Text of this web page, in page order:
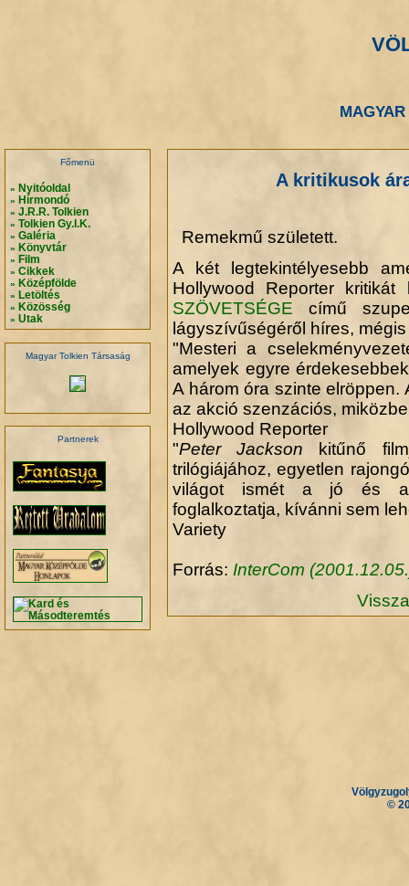
Főmenü
» Nyitóoldal
» Hírmondó
» J.R.R. Tolkien
» Tolkien Gy.I.K.
» Galéria
» Könyvtár
» Film
» Cikkek
» Középfölde
» Letöltés
» Közösség
» Utak
Magyar Tolkien Társaság
Partnerek
A kritikusok
Remekmű született.
A két legtekintélyesebb
Hollywood Reporter
SZÖVETSÉGE című
lágyszívűségéről híres,
"Mesteri a
amelyek egyre
A három óra szinte elröppen.
az akció szenzációs,
Hollywood Reporter
"Peter Jackson kitűnő
trilógiájához, egyetlen
világot ismét a jó és a
foglalkoztatja, kívánni sem
Variety
Forrás: InterCom
©